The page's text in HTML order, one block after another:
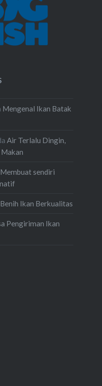
Mengenal Ikan Batak
Air Terlalu Dingin,
Membuat sendiri
Benih Ikan Berkualitas
Pengiriman Ikan